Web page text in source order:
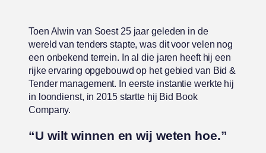
Toen Alwin van Soest 25 jaar geleden in de
wereld van tenders stapte, was dit voor velen nog
een onbekend terrein. In al die jaren heeft hij een
rijke ervaring opgebouwd op het gebied van Bid &
Tender management. In eerste instantie werkte hij
in loondienst, in 2015 startte hij Bid Book
Company.
“U wilt winnen en wij weten hoe.”